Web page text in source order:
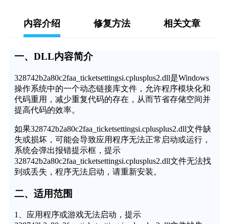
内容介绍 修复方法 相关文章
一、DLL内容简介
328742b2a80c2faa_ticketsettingsi.cplusplus2.dll是Windows
操作系统中的一个动态链接库文件，允许程序模块化和
代码重用，减少重复代码的存在，从而节省存储空间并
提高代码的效率。
如果328742b2a80c2faa_ticketsettingsi.cplusplus2.dll文件缺
失或损坏，可能会导致应用程序无法正常启动或运行，
系统会弹出报错提示框，提示
328742b2a80c2faa_ticketsettingsi.cplusplus2.dll文件无法找
到或丢失，程序无法启动，请重新安装。
二、适用范围
1、应用程序或游戏无法启动，提示